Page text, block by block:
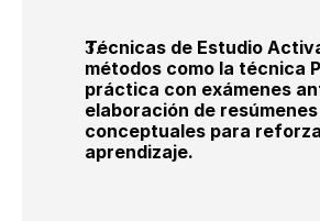
Técnicas de Estudio
métodos como la técnica
práctica con exámenes
elaboración de
conceptuales para
aprendizaje.